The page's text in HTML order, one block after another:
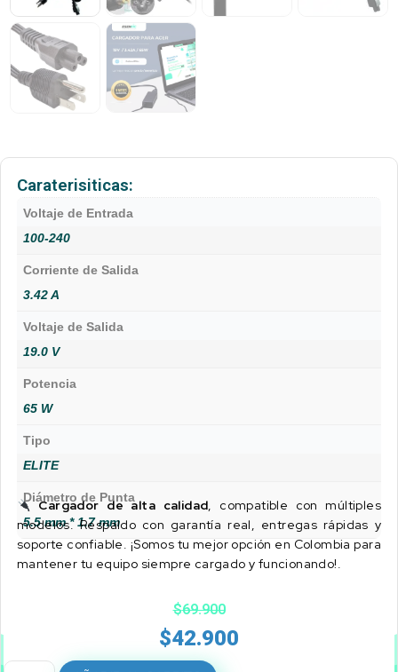
Caraterisiticas:
Voltaje de Entrada
100-240
Corriente de Salida
3.42 A
Voltaje de Salida
19.0 V
Potencia
65 W
Tipo
ELITE
Diámetro de Punta
5.5 mm * 1.7 mm
Cargador de alta calidad, compatible con múltiples
modelos. Respaldo con garantía real, entregas rápidas y
soporte confiable. ¡Somos tu mejor opción en Colombia para
mantener tu equipo siempre cargado y funcionando!.
$69.900
$42.900